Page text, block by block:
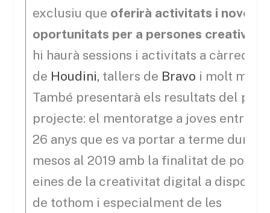
exclusiu que oferirà activitats i noves
oportunitats per a persones creatives
hi haurà sessions i activitats a càrrec
de Houdini, tallers de Bravo i molt més.
També presentarà els resultats del
projecte: el mentoratge a joves entre
26 anys que es va portar a terme durant
mesos al 2019 amb la finalitat de posar
eines de la creativitat digital a
de tothom i especialment de les